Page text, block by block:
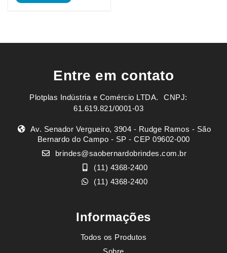
Entre em contato
Plotplas Indústria e Comércio LTDA. ㅤㅤㅤ CNPJ:
61.619.821/0001-03
Av. Senador Vergueiro, 3904 - Rudge Ramos - São
Bernardo do Campo - SP - CEP 09602-000
brindes@saobernardobrindes.com.br
(11) 4368-2400
(11) 4368-2400
Informações
Todos os Produtos